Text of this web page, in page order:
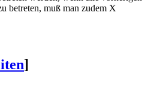
betreten, muß man zudem X
]